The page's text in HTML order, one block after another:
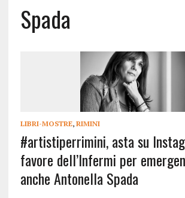
Spada
LIBRI-MOSTRE, RIMINI
#artistiperrimini, asta su
favore dell’Infermi per
anche Antonella Spada